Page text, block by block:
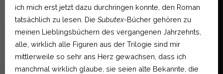
ich mich erst jetzt dazu durchringen konnte, den Roman
tatsächlich zu lesen. Die Subutex-Bücher gehören zu
meinen Lieblingsbüchern des vergangenen Jahrzehnts,
alle, wirklich alle Figuren aus der Trilogie sind mir
mittlerweile so sehr ans Herz gewachsen, dass ich
manchmal wirklich glaube, sie seien alte Bekannte, die